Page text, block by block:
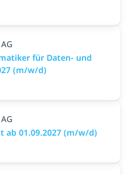
für Daten- und
(m/w/d)
ab 01.09.2027 (m/w/d)